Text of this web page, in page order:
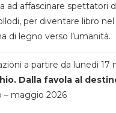
ad affascinare spettatori
per diventare libro
di legno verso l’umanità.
a partire da lunedi 17
Dalla favola al
– maggio 2026